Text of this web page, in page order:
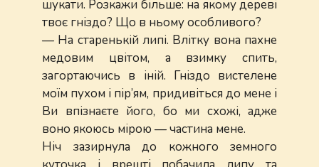
шукати. Розкажи більше: на якому дереві
твоє гніздо? Що в ньому особливого?
— На старенькій липі. Влітку вона пахне
медовим цвітом, а взимку спить,
загортаючись в іній. Гніздо вистелене
моїм пухом і пір’ям, придивіться до мене і
Ви впізнаєте його, бо ми схожі, адже
воно якоюсь мірою — частина мене.
Ніч зазирнула до кожного земного